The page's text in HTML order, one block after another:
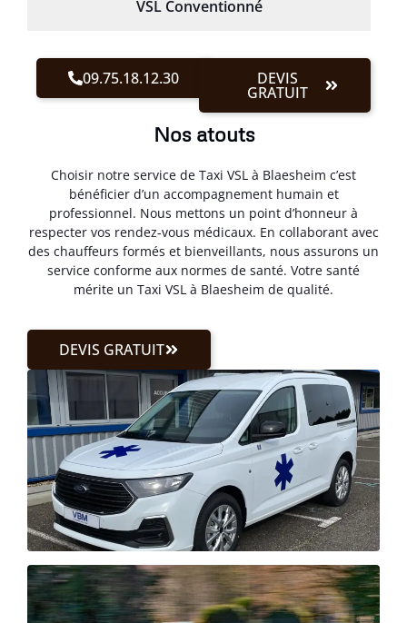
VSL Conventionné
09.75.18.12.30 DEVIS
GRATUIT
Nos atouts
Choisir notre service de Taxi VSL à Blaesheim c’est
bénéficier d’un accompagnement humain et
professionnel. Nous mettons un point d’honneur à
respecter vos rendez-vous médicaux. En collaborant avec
des chauffeurs formés et bienveillants, nous assurons un
service conforme aux normes de santé. Votre santé
mérite un Taxi VSL à Blaesheim de qualité.
DEVIS GRATUIT